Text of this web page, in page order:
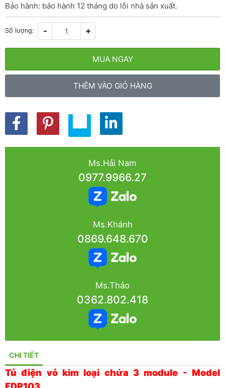
Bảo hành: bảo hành 12 tháng do lỗi nhà sản xuất.
Số lượng: - +
MUA NGAY
THÊM VÀO GIỎ HÀNG
Ms.Hải Nam
0977.9966.27
Ms.Khánh
0869.648.670
Ms.Thảo
0362.802.418
CHI TIẾT
Tủ điện vỏ kim loại chứa 3 module - Model